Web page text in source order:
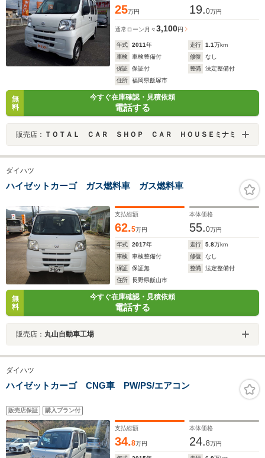
25万円 19.0万円
通常ローン 月々3,100円
年式 2011年 走行 1.1万km
車検
車検整備付 修復
なし
保証
保証付 整備
法定整備付
住所
福岡県飯塚市
無
料
今すぐ在庫確認・見積依頼
電話する
販売店： ＴＯＴＡＬ ＣＡＲ ＳＨＯＰ ＣＡＲ ＨＯＵＳＥミナミ
ダイハツ
ハイゼットカーゴ ガス燃料車 ガス燃料車
支払総額
62.5万円
本体価格
55.0万円
年式 2017年 走行 5.8万km
車検
車検整備付 修復
なし
保証
保証無 整備
法定整備付
住所
長野県飯山市
無
料
今すぐ在庫確認・見積依頼
電話する
販売店： 丸山自動車工場
ダイハツ
ハイゼットカーゴ CNG車 PW/PS/エアコン
販売店保証 購入プラン付
支払総額
34.8万円
本体価格
24.8万円